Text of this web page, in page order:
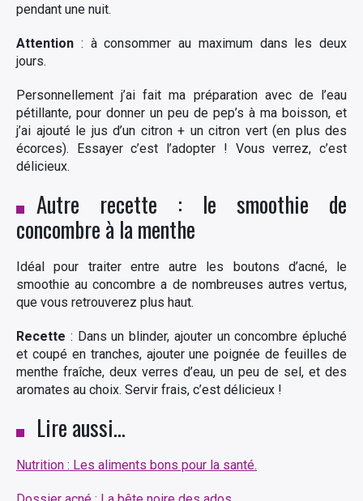
pendant une nuit.
Attention : à consommer au maximum dans les deux
jours.
Personnellement j’ai fait ma préparation avec de l’eau
pétillante, pour donner un peu de pep’s à ma boisson, et
j’ai ajouté le jus d’un citron + un citron vert (en plus des
écorces). Essayer c’est l’adopter ! Vous verrez, c’est
délicieux.
Autre recette : le smoothie de
concombre à la menthe
Idéal pour traiter entre autre les boutons d’acné, le
smoothie au concombre a de nombreuses autres vertus,
que vous retrouverez plus haut.
Recette : Dans un blinder, ajouter un concombre épluché
et coupé en tranches, ajouter une poignée de feuilles de
menthe fraîche, deux verres d’eau, un peu de sel, et des
aromates au choix. Servir frais, c’est délicieux !
Lire aussi…
Nutrition : Les aliments bons pour la santé.